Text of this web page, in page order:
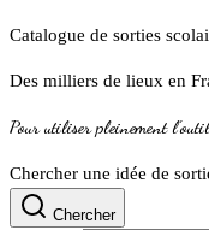
Catalogue de sorties
Des milliers de lieux en
Pour utiliser pleinement
Chercher une idée de
Chercher